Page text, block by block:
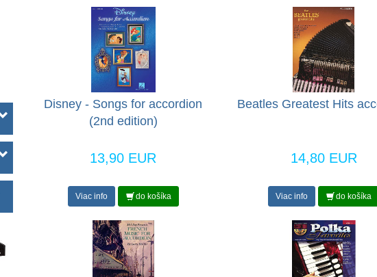
Disney - Songs for accordion
(2nd edition)
13,90 EUR
Viac info do košíka
Beatles Greatest Hits
14,80 EUR
Viac info do košíka